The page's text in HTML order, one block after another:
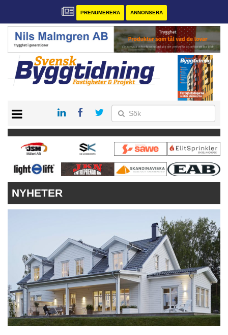
PRENUMERERA ANNONSERA
PRENUMERERA
VÅRA ANDRA MAGASIN
ANNONSERA
NYHETER